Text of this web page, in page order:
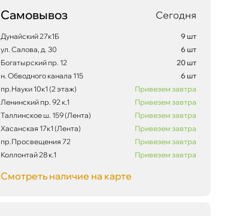
Самовывоз Сегодня
Дунайский 27к1Б
9 шт
ул. Салова, д. 30
6 шт
Богатырский пр. 12
20 шт
н. Обводного канала 115
6 шт
пр.Науки 10к1 (2 этаж)
Привезем завтра
Ленинский пр. 92 к.1
Привезем завтра
Таллинское ш. 159 (Лента)
Привезем завтра
Хасанская 17к1 (Лента)
Привезем завтра
пр.Просвещения 72
Привезем завтра
Коллонтай 28 к.1
Привезем завтра
Смотреть наличие на карте
57 ₽60 ₽ корзину
Сегодня, 06.08